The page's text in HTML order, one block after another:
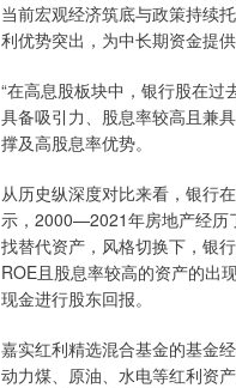
当前宏观经济筑底与政策持续
利优势突出，为中长期资金提
“在高息股板块中，银行股在过
具备吸引力、股息率较高且兼
撑及高股息率优势。
从历史纵深度对比来看，银行
示，2000—2021年房地产经历
找替代资产，风格切换下，银
ROE且股息率较高的资产的出
现金进行股东回报。
嘉实红利精选混合基金的基金
动力煤、原油、水电等红利资